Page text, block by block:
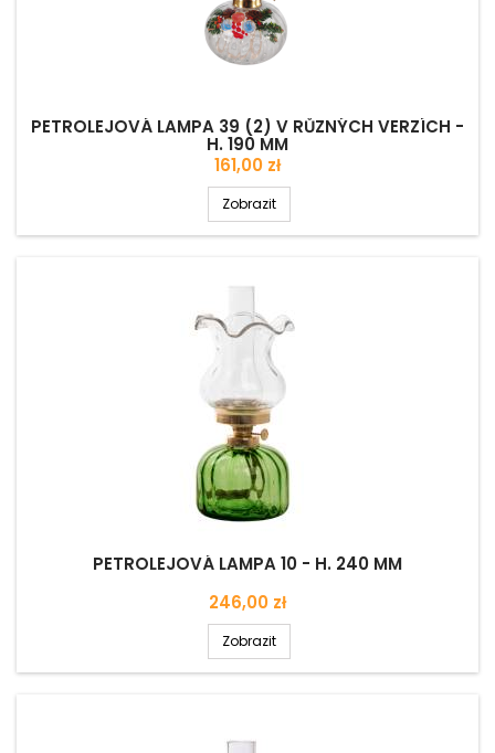
PETROLEJOVÁ LAMPA 39 (2) V RŮZNÝCH VERZÍCH -
H. 190 MM
Cena
161,00 zł
Zobrazit
PETROLEJOVÁ LAMPA 10 - H. 240 MM
Cena
246,00 zł
Zobrazit